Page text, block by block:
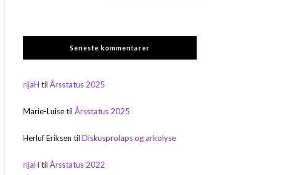
Seneste kommentarer
rijaH tilÅrsstatus 2025
Marie-LuisetilÅrsstatus 2025
Herluf Eriksen tilDiskusprolaps og arkolyse
rijaH tilÅrsstatus 2022